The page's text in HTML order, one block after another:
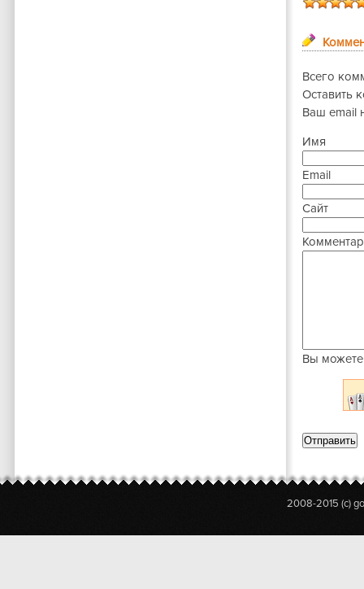
Всего
Оставить
Ваш email
Имя
Email
Сайт
Вы
2008-2015 (c)